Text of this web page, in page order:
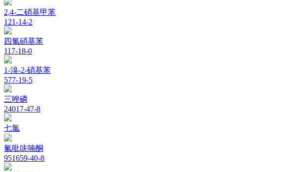
2,4-二硝基甲苯
121-14-2
四氯硝基苯
117-18-0
1-溴-2-硝基苯
577-19-5
三唑磷
24017-47-8
七氯
氟吡呋喃酮
951659-40-8